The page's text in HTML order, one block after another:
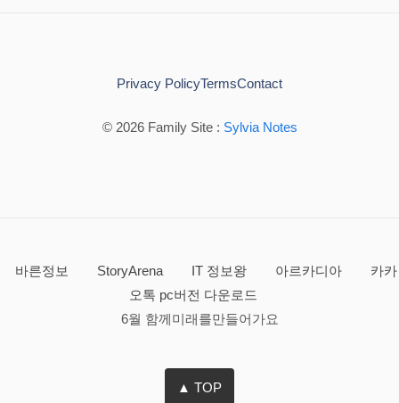
© 2026 Family Site : Sylvia Notes
Privacy PolicyTermsContact
바른정보 StoryArena IT 정보왕 아르카디아
카카
오톡 pc버전 다운로드
6월 함께미래를만들어가요
▲ TOP